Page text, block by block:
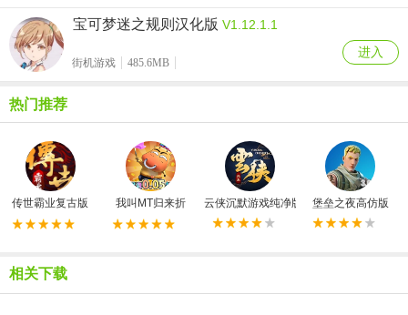
宝可梦迷之规则汉化版 V1.12.1.1
街机游戏 485.6MB
进入
热门推荐
传世霸业复古版 我叫MT归来折 云侠沉默游戏纯净版 堡垒之夜高仿版
相关下载